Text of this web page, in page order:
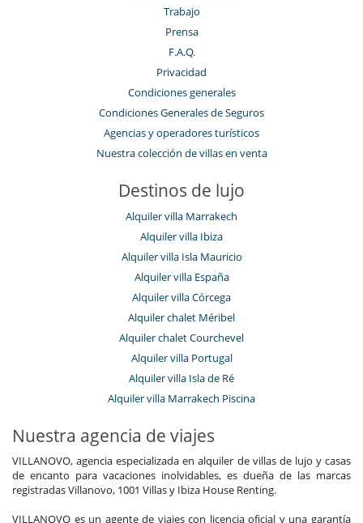
Trabajo
Prensa
F.A.Q.
Privacidad
Condiciones generales
Condiciones Generales de Seguros
Agencias y operadores turísticos
Nuestra colección de villas en venta
Destinos de lujo
Alquiler villa Marrakech
Alquiler villa Ibiza
Alquiler villa Isla Mauricio
Alquiler villa España
Alquiler villa Córcega
Alquiler chalet Méribel
Alquiler chalet Courchevel
Alquiler villa Portugal
Alquiler villa Isla de Ré
Alquiler villa Marrakech Piscina
Nuestra agencia de viajes
VILLANOVO, agencia especializada en alquiler de villas de lujo y casas
de encanto para vacaciones inolvidables, es dueña de las marcas
registradas Villanovo, 1001 Villas y Ibiza House Renting.
VILLANOVO es un agente de viajes con licencia oficial y una garantía